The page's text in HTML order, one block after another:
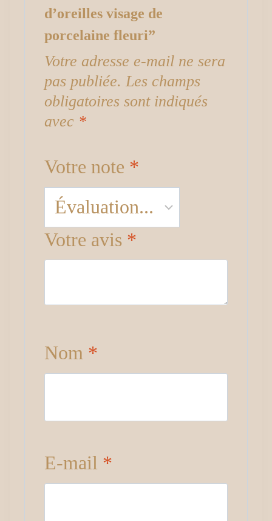
d’oreilles visage de
porcelaine fleuri”
Votre adresse e-mail ne sera
pas publiée. Les champs
obligatoires sont indiqués
avec *
Votre note *
Votre avis *
Nom *
E-mail *